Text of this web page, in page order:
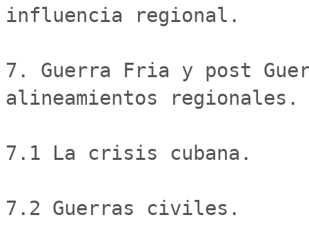
influencia regional.
7. Guerra Fria y post
alineamientos regionales.
7.1 La crisis cubana.
7.2 Guerras civiles.